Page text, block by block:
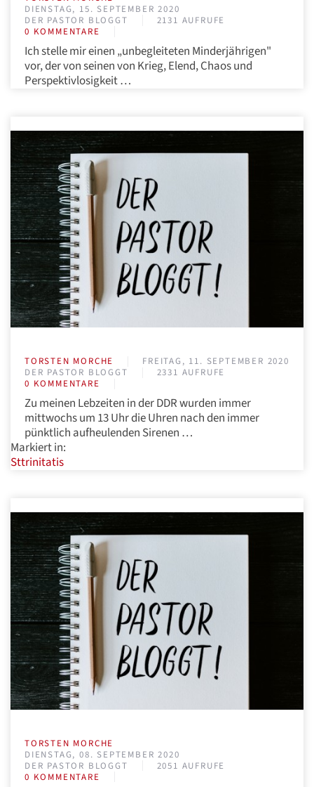
DIENSTAG, 15. SEPTEMBER 2020
DER PASTOR BLOGGT
2131 AUFRUFE
0 KOMMENTARE
Ich stelle mir einen „unbegleiteten Minderjährigen"
vor, der von seinen von Krieg, Elend, Chaos und
Perspektivlosigkeit …
TORSTEN MORCHE
FREITAG, 11. SEPTEMBER 2020
DER PASTOR BLOGGT
2331 AUFRUFE
0 KOMMENTARE
Zu meinen Lebzeiten in der DDR wurden immer
mittwochs um 13 Uhr die Uhren nach den immer
pünktlich aufheulenden Sirenen …
Markiert in:
Sttrinitatis
TORSTEN MORCHE
DIENSTAG, 08. SEPTEMBER 2020
DER PASTOR BLOGGT
2051 AUFRUFE
0 KOMMENTARE